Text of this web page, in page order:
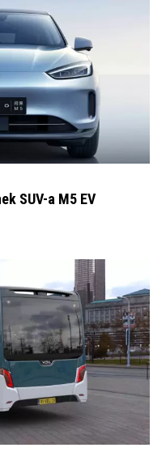
SUV-a M5 EV